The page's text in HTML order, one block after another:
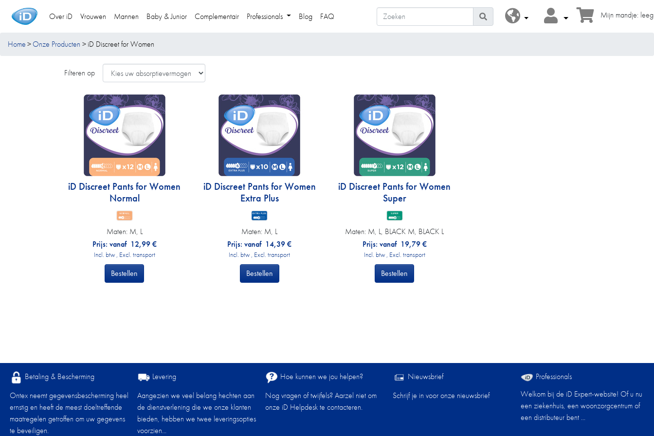
Over iD Vrouwen Mannen Baby & Junior Complementair Professionals Blog FAQ Mijn mandje: leeg
Home Onze Producten iD Discreet for Women
Filteren op
iD Discreet Pants for Women
Normal
Maten: M, L
Prijs: vanaf 12,99 €
Incl. btw , Excl. transport
Bestellen
iD Discreet Pants for Women
Extra Plus
Maten: M, L
Prijs: vanaf 14,39 €
Incl. btw , Excl. transport
Bestellen
iD Discreet Pants for Women
Super
Maten: M, L, BLACK M, BLACK L
Prijs: vanaf 19,79 €
Incl. btw , Excl. transport
Bestellen
Betaling & Bescherming
Ontex neemt gegevensbescherming heel
ernstig en heeft de meest doeltreffende
maatregelen getroffen om uw gegevens
te beveiligen.
Levering
Aangezien we veel belang hechten aan
de dienstverlening die we onze klanten
bieden, hebben we twee leveringsopties
voorzien...
Hoe kunnen we jou helpen?
Nog vragen of twijfels? Aarzel niet om
onze iD Helpdesk te contacteren.
Nieuwsbrief
Schrijf je in voor onze nieuwsbrief
Professionals
Welkom bij de iD Expert-website! Of u nu
een ziekenhuis, een woonzorgcentrum of
een distributeur bent ...